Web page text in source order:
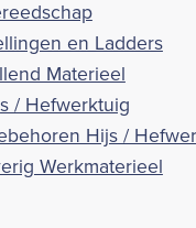
en Ladders
Materieel
/ Hefwerktuig
Hijs /
Werkmaterieel